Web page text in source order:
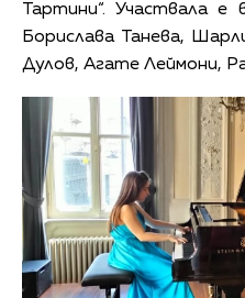
Тартини“. Участвала е
Борислава Танева,
Дулов, Агате Леймони,